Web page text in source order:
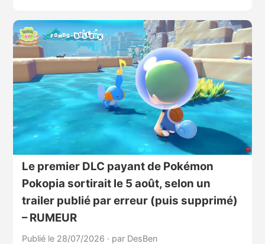
Le premier DLC payant de Pokémon
Pokopia sortirait le 5 août, selon un
trailer publié par erreur (puis supprimé)
– RUMEUR
Publié le 28/07/2026 · par DesBen